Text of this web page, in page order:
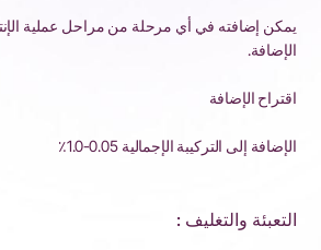
يمكن إضافته في أي مرحلة من مراحل عملية
الإضافة.
اقتراح الإضافة
الإضافة إلى التركيبة الإجمالية 0.05-1.0٪
التعبئة والتغليف :